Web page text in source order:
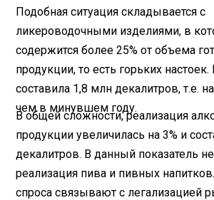
Подобная ситуация складывается с
ликероводочными изделиями, в
содержится более 25% от объема
продукции, то есть горьких
составила 1,8 млн декалитров, т.е.
чем в минувшем году.
В общей сложности, реализация
продукции увеличилась на 3% и
декалитров. В данный показатель
реализация пива и пивных
спроса связывают с легализацией